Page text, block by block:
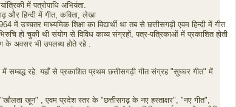
में पत्रोपाधि अभियंता.
और हिन्दी में गीत, कविता, लेखा
में उच्चतर माध्यमिक शिक्षा का विद्यार्थी था तब से छत्तीसगढ़ी एवम हिन्दी में गीत
हो चुकी थी संयोग से विविध काव्य संग्रहों, पत्र-पत्रिकाओं में प्रकाशित होती
के अवसर भी उपलब्ध होते रहे .
रहे. यहाँ से प्रकाशित प्रथम छत्तीसगढ़ी गीत संग्रह "सुघ्घर गीत" में
खून" , एवम प्रदेश स्तर के "छत्तीसगढ़ के नए हस्ताक्षर", "नए गीत",